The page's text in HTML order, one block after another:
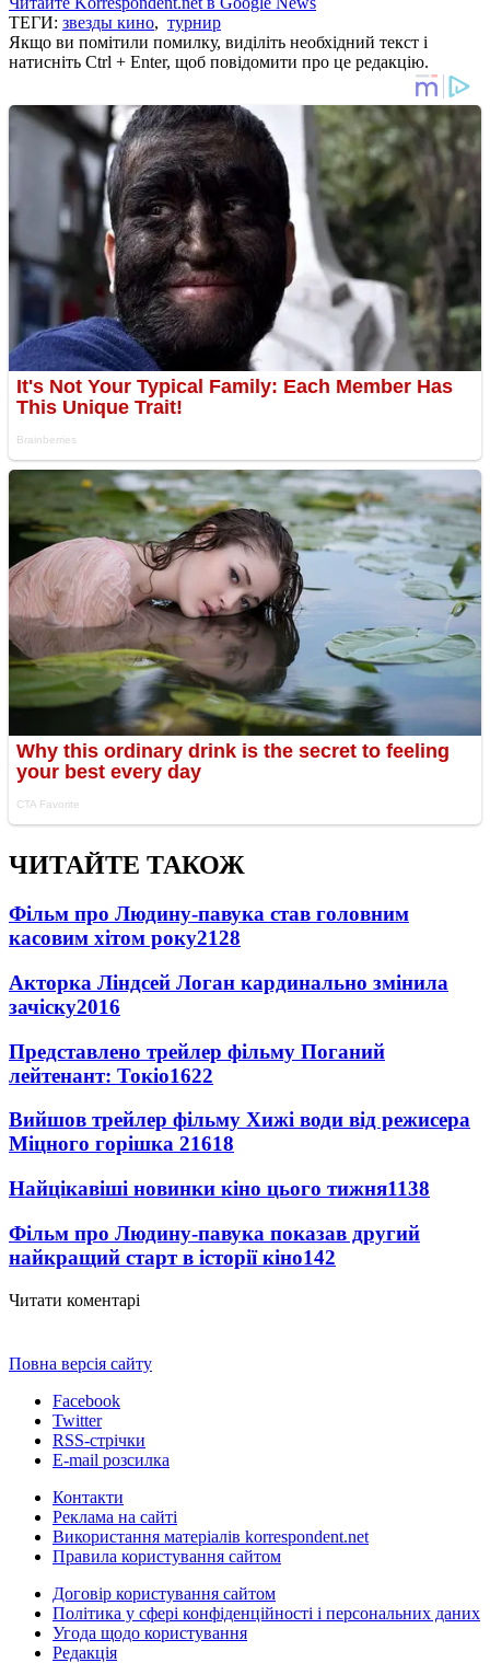
ТЕГИ: звезды кино, турнир
Якщо ви помітили помилку, виділіть необхідний текст і
натисніть Ctrl + Enter, щоб повідомити про це редакцію.
ЧИТАЙТЕ ТАКОЖ
Фільм про Людину-павука став головним
касовим хітом року2128
Акторка Ліндсей Логан кардинально змінила
зачіску2016
Представлено трейлер фільму Поганий
лейтенант: Токіо1622
Вийшов трейлер фільму Хижі води від режисера
Міцного горішка 21618
Найцікавіші новинки кіно цього тижня1138
Фільм про Людину-павука показав другий
найкращий старт в історії кіно142
Читати коментарі
Повна версія сайту
Facebook
Twitter
RSS-стрічки
E-mail розсилка
Контакти
Реклама на сайті
Використання матеріалів korrespondent.net
Правила користування сайтом
Договір користування сайтом
Політика у сфері конфіденційності і персональних даних
Угода щодо користування
Редакція